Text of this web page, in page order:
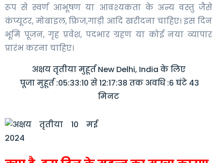
रूप से स्वर्ण आभूषण या आवश्यकता के अन्य वस्तु जैसे
कंप्यूटर, मोबाइल, फ्रिज,गाड़ी आदि खरीदना चाहिए। इस दिन
भूमि पूजन, गृह प्रवेश, पदभार ग्रहण या कोई नया व्यापार
प्रारंभ करना चाहिए।
अक्षय तृतीया मुहूर्त New Delhi, India के लिए
पूजा मुहूर्त :05:33:10 से 12:17:38 तक अवधि :6 घंटे 43
मिनट